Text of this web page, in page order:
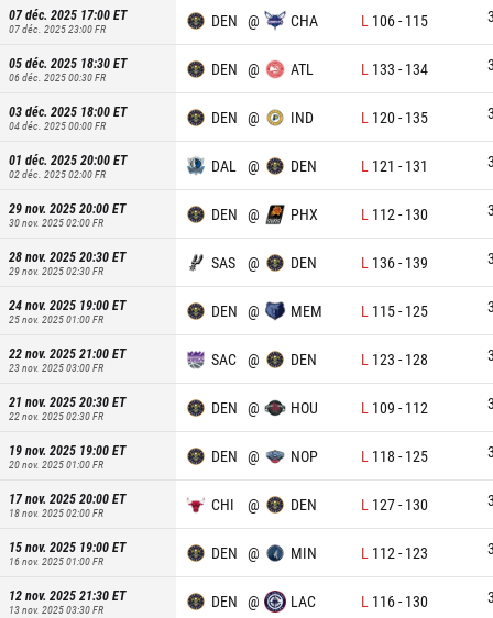
07 déc. 2025 17:00ET
07 déc. 2025 23:00FR DEN @ CHA L 106- 115
05 déc. 2025 18:30ET
06 déc. 2025 00:30FR DEN @ ATL L 133 - 134
03 déc. 2025 18:00ET
04 déc. 2025 00:00FR DEN @ IND L 120- 135
01 déc. 2025 20:00ET
02 déc. 2025 02:00FR DAL @ DEN L 121 - 131
29 nov. 2025 20:00ET
30 nov. 2025 02:00FR DEN @ PHX L 112 - 130
28 nov. 2025 20:30ET
29 nov. 2025 02:30FR SAS @ DEN L 136- 139
24 nov. 2025 19:00ET
25 nov. 2025 01:00FR DEN @ MEM L 115- 125
22 nov. 2025 21:00ET
23 nov. 2025 03:00FR SAC @ DEN L 123 - 128
21 nov. 2025 20:30ET
22 nov. 2025 02:30FR DEN @ HOU L 109 - 112
19 nov. 2025 19:00ET
20 nov. 2025 01:00FR DEN @ NOP L 118 - 125
17 nov. 2025 20:00ET
18 nov. 2025 02:00FR CHI @ DEN L 127- 130
15 nov. 2025 19:00ET
16 nov. 2025 01:00FR DEN @ MIN L 112 - 123
12 nov. 2025 21:30ET
13 nov. 2025 03:30FR DEN @ LAC L 116- 130